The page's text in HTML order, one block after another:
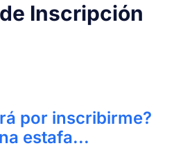
Inscripción
por inscribirme?
estafa...